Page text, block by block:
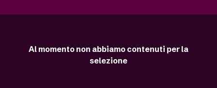
Al momento non abbiamo contenuti per la
selezione